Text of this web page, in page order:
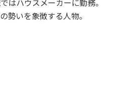
はハウスメーカーに勤務。
勢いを象徴する人物。